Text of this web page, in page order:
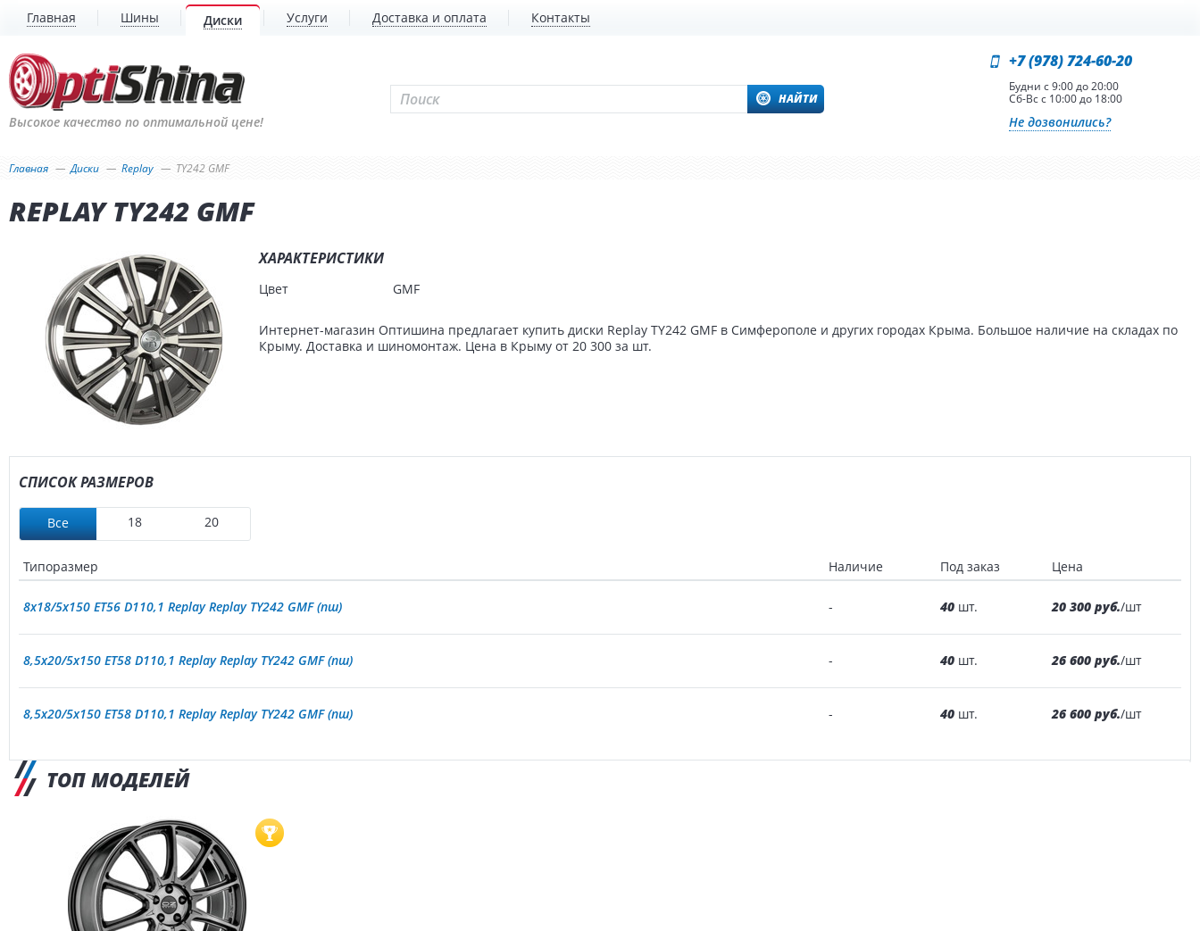
Главная Шины Диски Услуги Доставка и оплата Контакты
Высокое качество по оптимальной цене!
НАЙТИ
+7 (978) 724-60-20
Будни с 9:00 до 20:00
Сб-Вс с 10:00 до 18:00
Не дозвонились?
Главная Диски Replay TY242 GMF
REPLAY TY242 GMF
ХАРАКТЕРИСТИКИ
Цвет GMF
Интернет-магазин Оптишина предлагает купить диски Replay TY242 GMF в Симферополе и других городах Крыма. Большое наличие на складах по
Крыму. Доставка и шиномонтаж. Цена в Крыму от 20 300 за шт.
СПИСОК РАЗМЕРОВ
Все 18 20
Типоразмер Наличие Под заказ Цена
8x18/5x150 ET56 D110,1 Replay Replay TY242 GMF (пш) - 40 шт. 20 300 руб./шт
8,5x20/5x150 ET58 D110,1 Replay Replay TY242 GMF (пш) - 40 шт. 26 600 руб./шт
8,5x20/5x150 ET58 D110,1 Replay Replay TY242 GMF (пш) - 40 шт. 26 600 руб./шт
ТОП МОДЕЛЕЙ